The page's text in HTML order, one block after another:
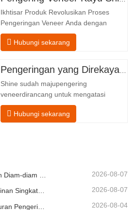
Dilengkapi dengan konveyor pemasukan
dan mekanisme penyelarasan presisi
yang memandu setiap…
Ikhtisar Produk Revolusikan Proses
Pengeringan Veneer Anda dengan
Teknologi Canggih Shenghuai Roller
PengkilapPengering Veneermewakili
pengolahan. Dirancang untuk produsen
kayu lapis, pabrik veneer, dan fasilitas
produksi furnitur, produk ini
canggih pengeringan…
Hubungi sekarang
Shine sudah majupengering
veneerdirancang untuk mengatasi
tantangan paling umum
dalampengeringan veneer: kadar air
Hubungi sekarang
2026-08-07
Jangan Biarkan Pendinginan Singkat Merusak Penumpukan Veneer 2026-08-07
2026-08-04